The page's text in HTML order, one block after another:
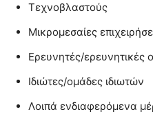
Τεχνοβλαστούς
Μικρομεσαίες
Ερευνητές/ερευνητικές
Ιδιώτες/ομάδες ιδιωτών
Λοιπά ενδιαφερόμενα